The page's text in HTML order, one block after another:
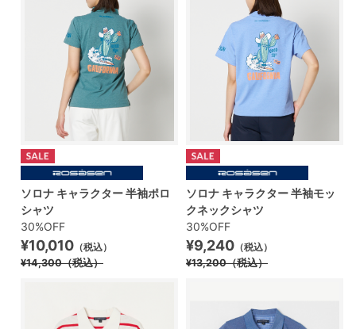
ソロナ キャラクター 半袖ポロ
シャツ
30%OFF
¥10,010 （税込）
¥14,300（税込）
ソロナ キャラクター 半袖モッ
クネックシャツ
30%OFF
¥9,240 （税込）
¥13,200（税込）